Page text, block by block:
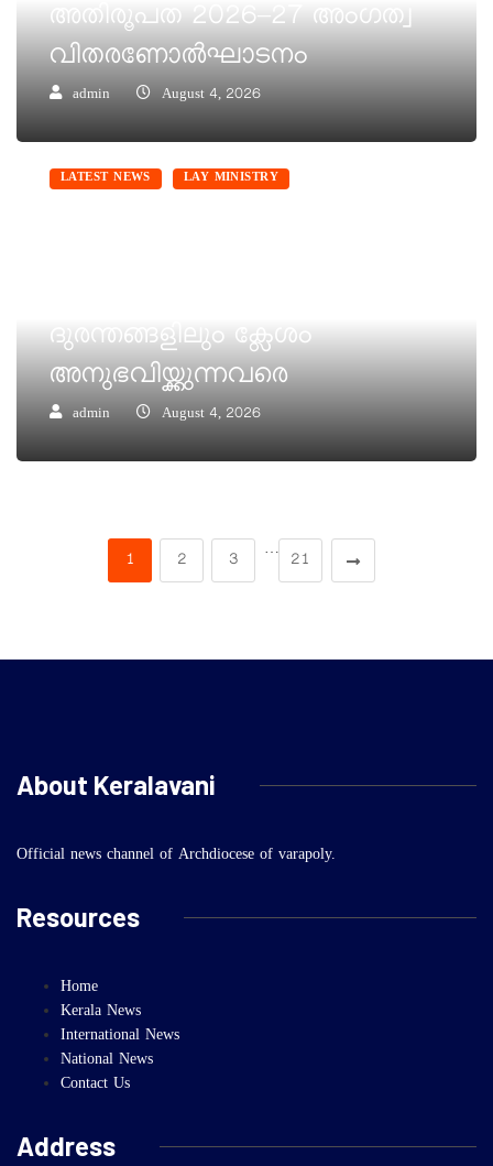
അതിരൂപത 2026–27 അംഗത്വ
വിതരണോൽഘാടനം
admin August 4, 2026
LATEST NEWS LAY MINISTRY
ദുരന്തങ്ങളിലും ക്ലേശം
അനുഭവിയ്ക്കുന്നവരെ
admin August 4, 2026
1 2 3 … 21
About Keralavani
Official news channel of Archdiocese of varapoly.
Resources
Home
Kerala News
International News
National News
Contact Us
Address